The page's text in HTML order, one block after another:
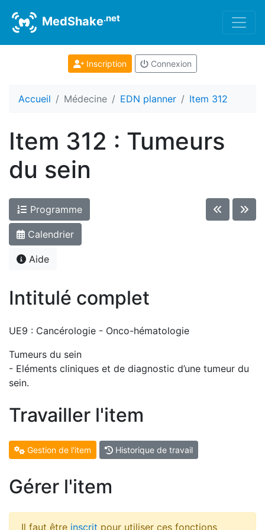
MedShake.net
Inscription Connexion
Accueil Médecine EDN planner Item 312
Item 312 : Tumeurs
du sein
Programme
Calendrier
Aide
Intitulé complet
UE9 : Cancérologie - Onco-hématologie
Tumeurs du sein
- Eléments cliniques et de diagnostic d’une tumeur du
sein.
Travailler l'item
Gestion de l'item Historique de travail
Gérer l'item
Il faut être inscrit pour utiliser ces fonctions